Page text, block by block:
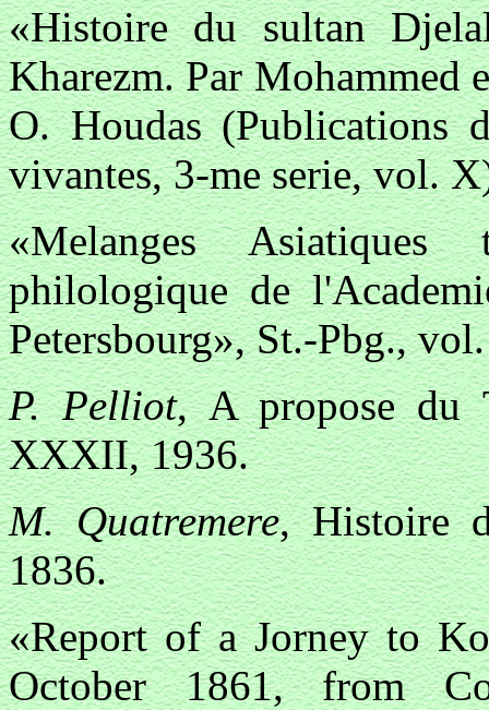
«Histoire du sultan
Kharezm. Par Mohammed
О. Houdas (Publications
vivantes, 3-me serie, vol.
«Melanges
philologique de
Petersbourg», St.-Pbg.,
P. Pelliоt, A propose du
XXXII, 1936.
М. Quatremere, Histoire
1836.
«Report of a Jorney to
October 1861, from